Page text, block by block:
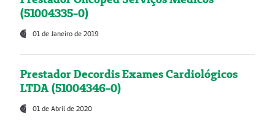
(51004335-0)
01 de Janeiro de 2019
Prestador Decordis Exames Cardiológicos
LTDA (51004346-0)
01 de Abril de 2020